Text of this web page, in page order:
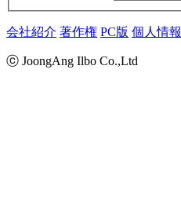
会社紹介 著作権 PC版 個人情報
ⓒ JoongAng Ilbo Co.,Ltd